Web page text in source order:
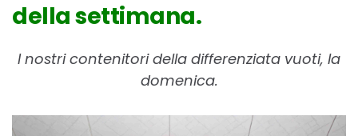
della settimana.
I nostri contenitori della differenziata vuoti, la
domenica.